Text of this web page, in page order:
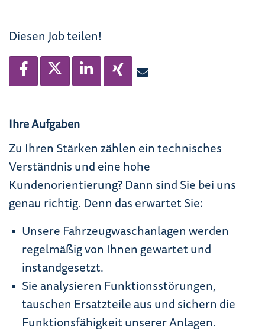
Diesen Job teilen!
Ihre Aufgaben
Zu Ihren Stärken zählen ein technisches
Verständnis und eine hohe
Kundenorientierung? Dann sind Sie bei uns
genau richtig. Denn das erwartet Sie:
Unsere Fahrzeugwaschanlagen werden
regelmäßig von Ihnen gewartet und
instandgesetzt.
Sie analysieren Funktionsstörungen,
tauschen Ersatzteile aus und sichern die
Funktionsfähigkeit unserer Anlagen.